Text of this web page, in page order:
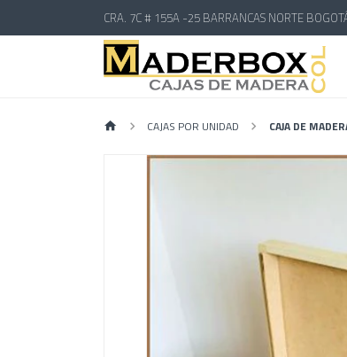
CRA. 7C # 155A -25 BARRANCAS NORTE
CAJAS POR UNIDAD CAJA DE